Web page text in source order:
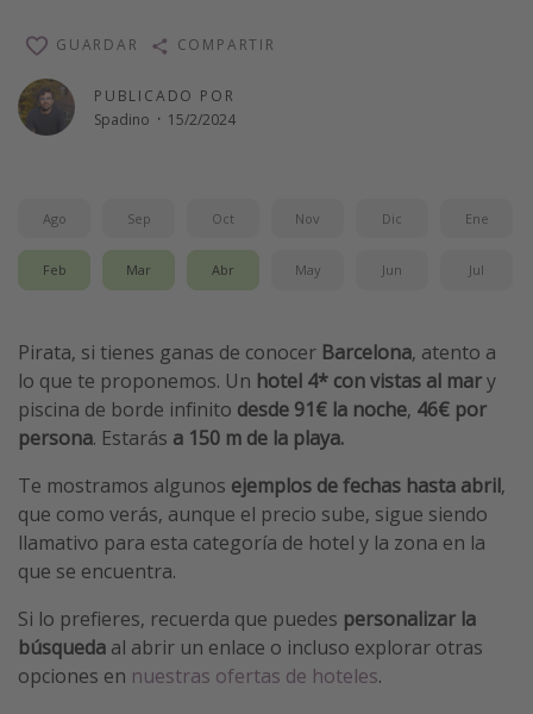
Viajes para singles
Escapadas románticas
Más temas
Trabajar en el extranjero
Cruceros por el Mediterráneo
Guía de equipaje de mano
Parques de atracciones
Viaja con musicales
El Rey León el musical
Harry Potter en Londres y otros destinos
Eventos deportivos
PUBLICADO POR
Spadino · 15/2/2024
GUARDAR COMPARTIR
Ago Sep Oct Nov Dic Ene
Feb Mar Abr May Jun Jul
Pirata, si tienes ganas de conocer Barcelona, atento a
lo que te proponemos. Un hotel 4* con vistas al mary
piscina de borde infinito desde 91€ la noche, 46€ por
persona. Estarás a 150 m de la playa.
Te mostramos algunos ejemplos de fechas hasta abril,
que como verás, aunque el precio sube, sigue siendo
llamativo para esta categoría de hotel y la zona en la
que se encuentra.
Si lo prefieres, recuerda que puedes personalizar la
búsqueda al abrir un enlace o incluso explorar otras
opciones en nuestras ofertas de hoteles.